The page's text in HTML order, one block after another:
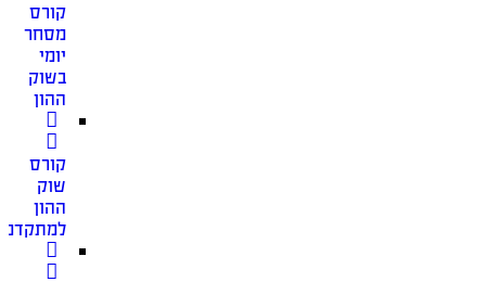
קורס
מסחר
יומי
בשוק
ההון
קורס
שוק
ההון